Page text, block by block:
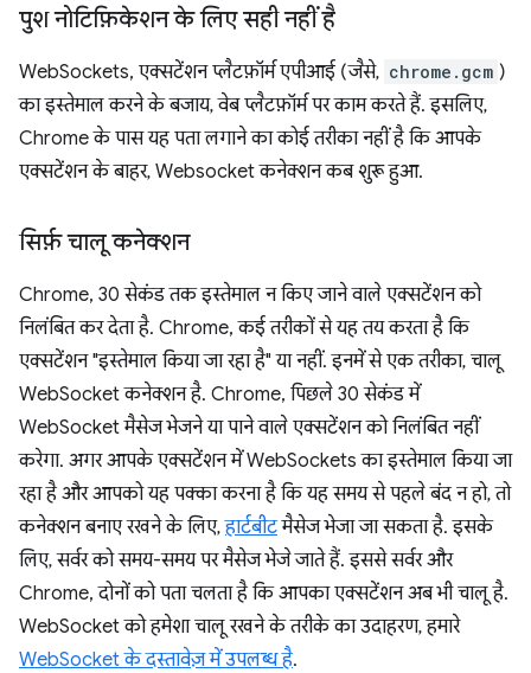
पुश नोटिफ़िकेशन के लिए सही नहीं है
WebSockets, एक्सटेंशन प्लैटफ़ॉर्म एपीआई (जैसे, chrome.gcm )
का इस्तेमाल करने के बजाय, वेब प्लैटफ़ॉर्म पर काम करते हैं. इसलिए,
Chrome के पास यह पता लगाने का कोई तरीका नहीं है कि आपके
एक्सटेंशन के बाहर, Websocket कनेक्शन कब शुरू हुआ.
सिर्फ़ चालू कनेक्शन
Chrome, 30 सेकंड तक इस्तेमाल न किए जाने वाले एक्सटेंशन को
निलंबित कर देता है. Chrome, कई तरीकों से यह तय करता है कि
एक्सटेंशन "इस्तेमाल किया जा रहा है" या नहीं. इनमें से एक तरीका, चालू
WebSocket कनेक्शन है. Chrome, पिछले 30 सेकंड में
WebSocket मैसेज भेजने या पाने वाले एक्सटेंशन को निलंबित नहीं
करेगा. अगर आपके एक्सटेंशन में WebSockets का इस्तेमाल किया जा
रहा है और आपको यह पक्का करना है कि यह समय से पहले बंद न हो, तो
कनेक्शन बनाए रखने के लिए,हार्टबीटमैसेज भेजा जा सकता है. इसके
लिए, सर्वर को समय-समय पर मैसेज भेजे जाते हैं. इससे सर्वर और
Chrome, दोनों को पता चलता है कि आपका एक्सटेंशन अब भी चालू है.
WebSocket को हमेशा चालू रखने के तरीके का उदाहरण, हमारे
WebSocket के दस्तावेज़ में उपलब्ध है.